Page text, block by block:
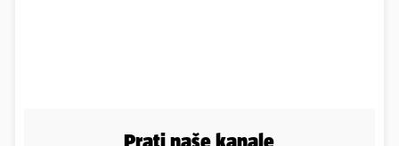
Prati naše kanale